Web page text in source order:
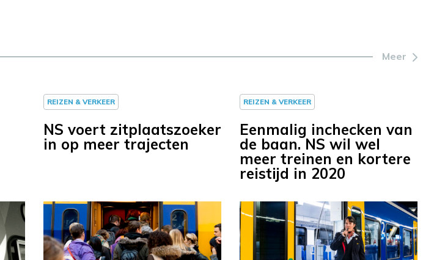
Meer
REIZEN & VERKEER
NS voert zitplaatszoeker
in op meer trajecten
REIZEN & VERKEER
Eenmalig inchecken van
de baan. NS wil wel
meer treinen en kortere
reistijd in 2020